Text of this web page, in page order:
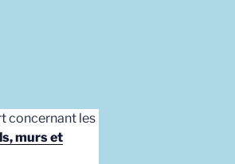
concernant les
murs et